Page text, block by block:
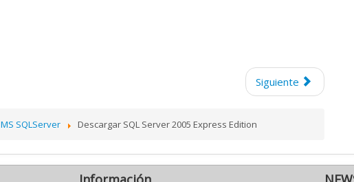
Siguiente
MS SQLServer Descargar SQL Server 2005 Express Edition